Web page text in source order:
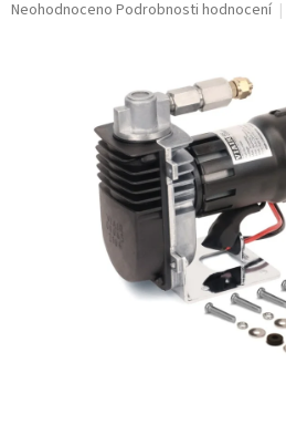
Průměrné
Neohodnoceno Podrobnosti hodnocení